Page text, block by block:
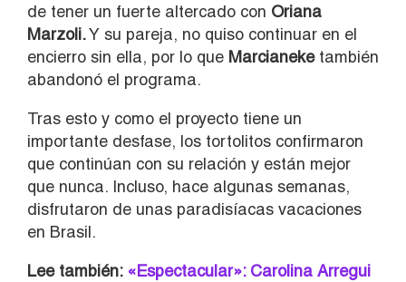
de tener un fuerte altercado con Oriana
Marzoli.Y su pareja, no quiso continuar en el
encierro sin ella, por lo que Marcianeketambién
abandonó el programa.
Tras esto y como el proyecto tiene un
importante desfase, los tortolitos confirmaron
que continúan con su relación y están mejor
que nunca. Incluso, hace algunas semanas,
disfrutaron de unas paradisíacas vacaciones
en Brasil.
Lee también: «Espectacular»: Carolina Arregui